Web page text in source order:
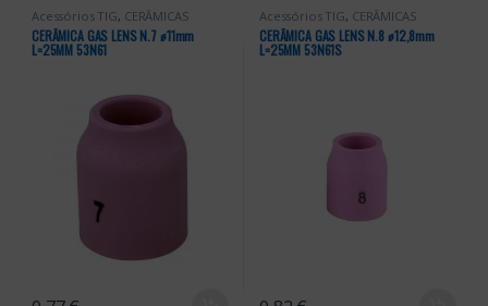
Acessórios TIG, CERÂMICAS
CERÂMICA GAS LENS N.7 ꬾ11mm
L=25MM 53N61
Acessórios TIG, CERÂMICAS
CERÂMICA GAS LENS N.8 ꬾ12,8mm
L=25MM 53N61S